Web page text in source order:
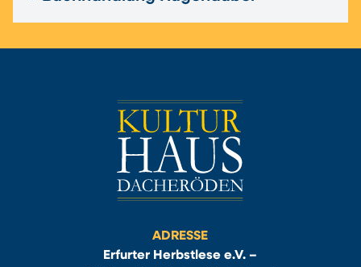
ADRESSE
Erfurter Herbstlese e.V. –